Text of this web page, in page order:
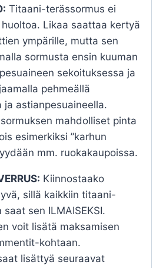
Titaani-terässormus ei
Likaa saattaa kertyä
ympärille, mutta sen
sormusta ensin kuuman
sekoituksessa ja
pehmeällä
ja astianpesuaineella.
mahdolliset pinta
esimerkiksi ”karhun
mm. ruokakaupoissa.
Kiinnostaako
sillä kaikkiin titaani-
sen ILMAISEKSI.
voit lisätä maksamisen
kohtaan.
lisättyä seuraavat